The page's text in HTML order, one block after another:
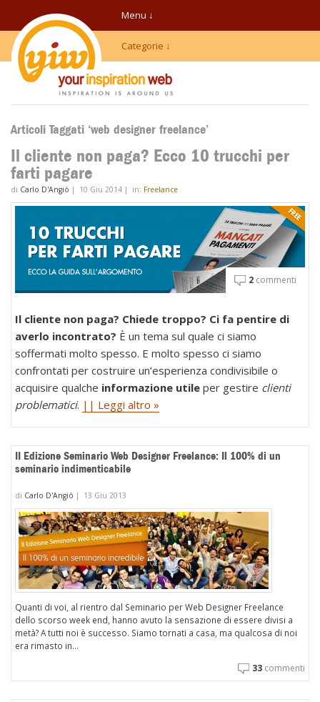
Menu ↓
Categorie ↓
Articoli Taggati ‘web designer freelance’
Il cliente non paga? Ecco 10 trucchi per
farti pagare
di Carlo D'Angiò | 10 Giu 2014 | in: Freelance
2 commenti
Il cliente non paga? Chiede troppo? Ci fa pentire di
averlo incontrato? È un tema sul quale ci siamo
soffermati molto spesso. E molto spesso ci siamo
confrontati per costruire un’esperienza condivisibile o
acquisire qualche informazione utileper gestire clienti
problematici. || Leggi altro »
II Edizione Seminario Web Designer Freelance: Il 100% di un
seminario indimenticabile
di Carlo D'Angiò | 13 Giu 2013
Quanti di voi, al rientro dal Seminario per Web Designer Freelance
dello scorso week end, hanno avuto la sensazione di essere divisi a
metà? A tutti noi è successo. Siamo tornati a casa, ma qualcosa di noi
era rimasto in...
33 commenti